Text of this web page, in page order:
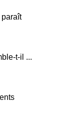
paraît
t-il ...